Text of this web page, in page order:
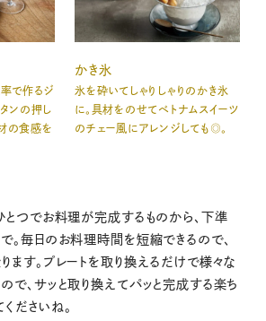
で作るジ
ンの押し
の食感を
かき氷
氷を砕いてしゃりしゃりのかき氷
に。具材をのせてベトナムスイーツ
のチェー風にアレンジしても◎。
とつでお料理が完成するものから、下準
。毎日のお料理時間を短縮できるので、
ます。プレートを取り換えるだけで様々な
で、サッと取り換えてパッと完成する楽ち
ださいね。